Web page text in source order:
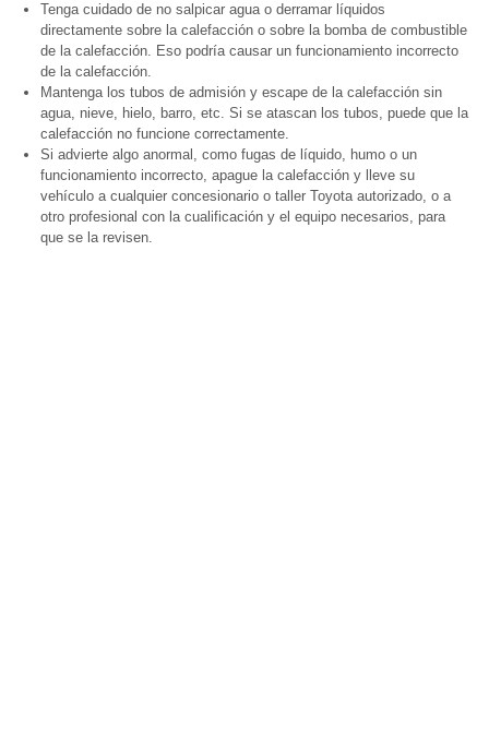
Tenga cuidado de no salpicar agua o derramar líquidos
directamente sobre la calefacción o sobre la bomba de combustible
de la calefacción. Eso podría causar un funcionamiento incorrecto
de la calefacción.
Mantenga los tubos de admisión y escape de la calefacción sin
agua, nieve, hielo, barro, etc. Si se atascan los tubos, puede que la
calefacción no funcione correctamente.
Si advierte algo anormal, como fugas de líquido, humo o un
funcionamiento incorrecto, apague la calefacción y lleve su
vehículo a cualquier concesionario o taller Toyota autorizado, o a
otro profesional con la cualificación y el equipo necesarios, para
que se la revisen.